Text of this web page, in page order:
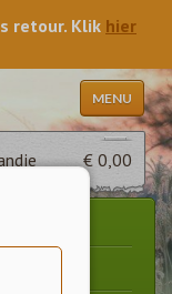
retour. Klik hier
MENU
€ 0,00